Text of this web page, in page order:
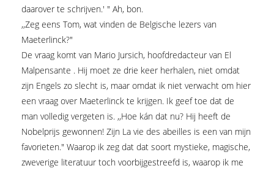
daarover te schrijven.' " Ah, bon.
,,Zeg eens Tom, wat vinden de Belgische lezers van
Maeterlinck?"
De vraag komt van Mario Jursich, hoofdredacteur van El
Malpensante . Hij moet ze drie keer herhalen, niet omdat
zijn Engels zo slecht is, maar omdat ik niet verwacht om hier
een vraag over Maeterlinck te krijgen. Ik geef toe dat de
man volledig vergeten is. ,,Hoe kán dat nu? Hij heeft de
Nobelprijs gewonnen! Zijn La vie des abeilles is een van mijn
favorieten." Waarop ik zeg dat dat soort mystieke, magische,
zweverige literatuur toch voorbijgestreefd is, waarop ik me